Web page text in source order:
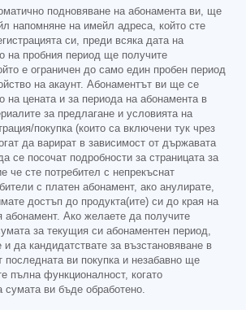
подновяване на абонамента ви, ще
напомняне на имейл адреса, който сте
си, преди всяка дата на
на пробния период ще получите
е ограничен до само един пробен период
на акаунт. Абонаментът ви ще се
на цената и за периода на абонамента в
за предлагане и условията на
покупка (които са включени тук чрез
да варират в зависимост от държавата
се посочат подробности за страницата за
че сте потребител с непрекъснат
с платен абонамент, ако анулирате,
достъп до продукта(ите) си до края на
абонамент. Ако желаете да получите
за текущия си абонаментен период,
да кандидатствате за възстановяване в
последната ви покупка и незабавно ще
пълна функционалност, когато
сумата ви бъде обработено.